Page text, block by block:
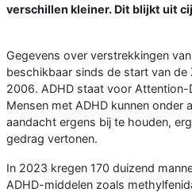
verschillen kleiner. Dit blijkt uit
Gegevens over verstrekkingen
beschikbaar sinds de start van
2006. ADHD staat voor
Mensen met ADHD kunnen onder
aandacht ergens bij te houden,
gedrag vertonen.
In 2023 kregen 170 duizend
ADHD-middelen zoals